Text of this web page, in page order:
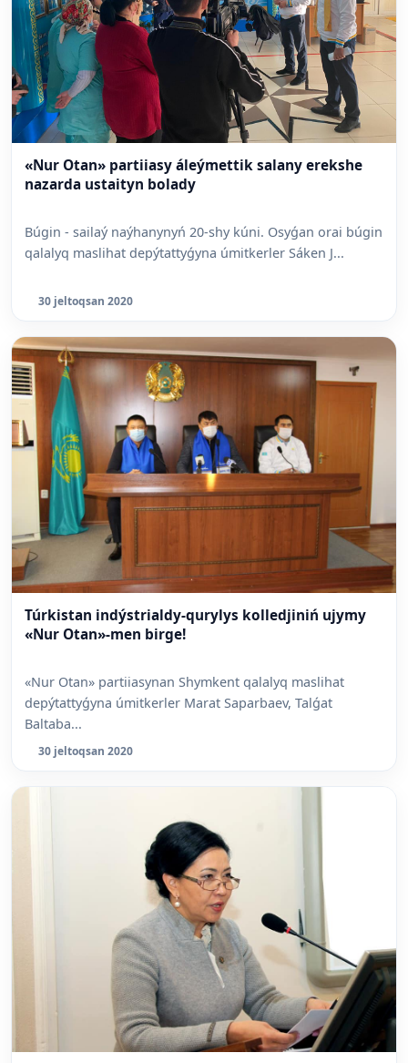
«Nur Otan» partiiasy áleýmettik salany erekshe
nazarda ustaityn bolady
Búgin - sailaý naýhanynyń 20-shy kúni. Osyǵan orai búgin
qalalyq maslihat depýtattyǵyna úmitkerler Sáken J...
30 jeltoqsan 2020
Túrkistan indýstrialdy-qurylys kolledjiniń ujymy
«Nur Otan»-men birge!
«Nur Otan» partiiasynan Shymkent qalalyq maslihat
depýtattyǵyna úmitkerler Marat Saparbaev, Talǵat
Baltaba...
30 jeltoqsan 2020